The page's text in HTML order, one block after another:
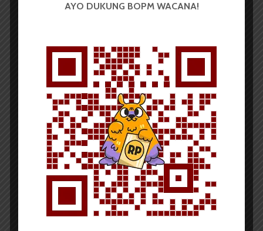
Himatif USU Laksanakan
Pelantikan Kepengurusan Baru
Redaksi 3 Agustus 2023 2 menit waktu baca
BERITA KAMPUS
AYO DUKUNG BOPM WACANA!